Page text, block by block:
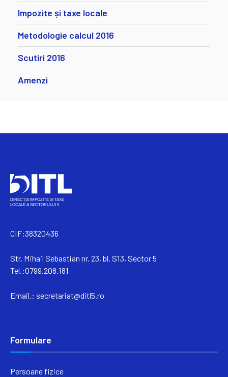
Impozite și taxe locale
Metodologie calcul 2016
Scutiri 2016
Amenzi
CIF:38320436
Str. Mihail Sebastian nr. 23, bl. S13, Sector 5
Tel.:0799.208.181
Email.: secretariat@ditl5.ro
Formulare
Persoane fizice